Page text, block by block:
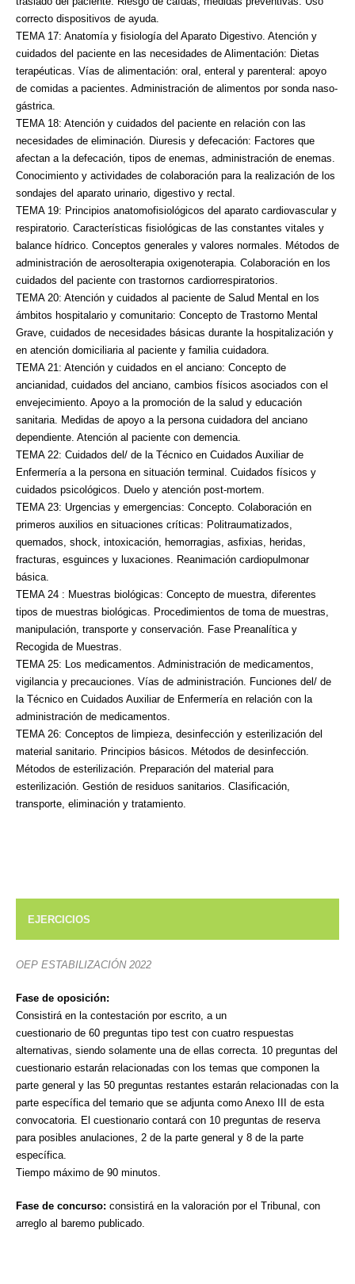
correcto dispositivos de ayuda.
TEMA 17: Anatomía y fisiología del Aparato Digestivo. Atención y
cuidados del paciente en las necesidades de Alimentación: Dietas
terapéuticas. Vías de alimentación: oral, enteral y parenteral: apoyo
de comidas a pacientes. Administración de alimentos por sonda naso-
gástrica.
TEMA 18: Atención y cuidados del paciente en relación con las
necesidades de eliminación. Diuresis y defecación: Factores que
afectan a la defecación, tipos de enemas, administración de enemas.
Conocimiento y actividades de colaboración para la realización de los
sondajes del aparato urinario, digestivo y rectal.
TEMA 19: Principios anatomofisiológicos del aparato cardiovascular y
respiratorio. Características fisiológicas de las constantes vitales y
balance hídrico. Conceptos generales y valores normales. Métodos de
administración de aerosolterapia oxigenoterapia. Colaboración en los
cuidados del paciente con trastornos cardiorrespiratorios.
TEMA 20: Atención y cuidados al paciente de Salud Mental en los
ámbitos hospitalario y comunitario: Concepto de Trastorno Mental
Grave, cuidados de necesidades básicas durante la hospitalización y
en atención domiciliaria al paciente y familia cuidadora.
TEMA 21: Atención y cuidados en el anciano: Concepto de
ancianidad, cuidados del anciano, cambios físicos asociados con el
envejecimiento. Apoyo a la promoción de la salud y educación
sanitaria. Medidas de apoyo a la persona cuidadora del anciano
dependiente. Atención al paciente con demencia.
TEMA 22: Cuidados del/ de la Técnico en Cuidados Auxiliar de
Enfermería a la persona en situación terminal. Cuidados físicos y
cuidados psicológicos. Duelo y atención post-mortem.
TEMA 23: Urgencias y emergencias: Concepto. Colaboración en
primeros auxilios en situaciones críticas: Politraumatizados,
quemados, shock, intoxicación, hemorragias, asfixias, heridas,
fracturas, esguinces y luxaciones. Reanimación cardiopulmonar
básica.
TEMA 24 : Muestras biológicas: Concepto de muestra, diferentes
tipos de muestras biológicas. Procedimientos de toma de muestras,
manipulación, transporte y conservación. Fase Preanalítica y
Recogida de Muestras.
TEMA 25: Los medicamentos. Administración de medicamentos,
vigilancia y precauciones. Vías de administración. Funciones del/ de
la Técnico en Cuidados Auxiliar de Enfermería en relación con la
administración de medicamentos.
TEMA 26: Conceptos de limpieza, desinfección y esterilización del
material sanitario. Principios básicos. Métodos de desinfección.
Métodos de esterilización. Preparación del material para
esterilización. Gestión de residuos sanitarios. Clasificación,
transporte, eliminación y tratamiento.
EJERCICIOS
OEP ESTABILIZACIÓN 2022
Fase de oposición:
Consistirá en la contestación por escrito, a un
cuestionario de 60 preguntas tipo test con cuatro respuestas
alternativas, siendo solamente una de ellas correcta. 10 preguntas del
cuestionario estarán relacionadas con los temas que componen la
parte general y las 50 preguntas restantes estarán relacionadas con la
parte específica del temario que se adjunta como Anexo III de esta
convocatoria. El cuestionario contará con 10 preguntas de reserva
para posibles anulaciones, 2 de la parte general y 8 de la parte
específica.
Tiempo máximo de 90 minutos.
Fase de concurso: consistirá en la valoración por el Tribunal, con
arreglo al baremo publicado.